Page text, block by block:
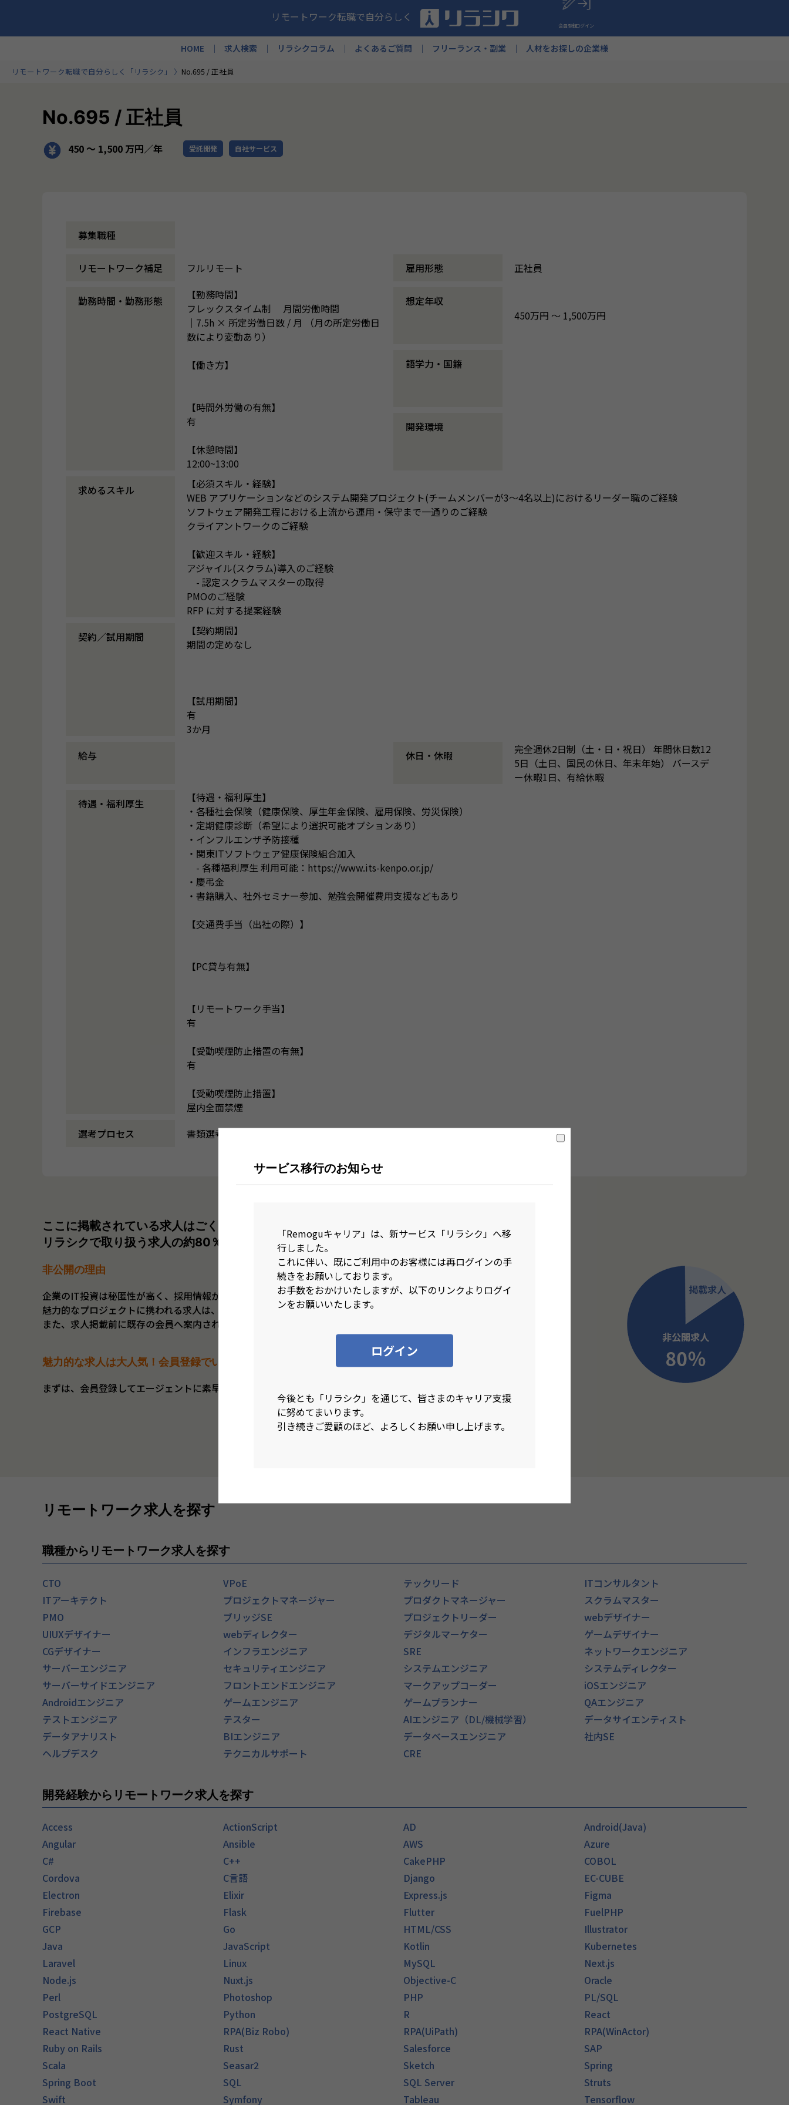
サービス移行のお知らせ
「Remoguキャリア」は、新サービス「リラシク」へ移
行しました。
これに伴い、既にご利用中のお客様には再ログインの手
続きをお願いしております。
お手数をおかけいたしますが、以下のリンクよりログイ
ンをお願いいたします。
ログイン
今後とも「リラシク」を通じて、皆さまのキャリア支援
に努めてまいります。
引き続きご愛顧のほど、よろしくお願い申し上げます。
リモートワーク転職で自分らしく
会員登録ログイン
HOME 求人検索 リラシクコラム よくあるご質問 フリーランス・副業 人材をお探しの企業様
リモートワーク転職で自分らしく「リラシク」 No.695 / 正社員
No.695 / 正社員
450 〜 1,500 万円／年 受託開発 自社サービス
募集職種
リモートワーク補足 フルリモート 雇用形態 正社員
勤務時間・勤務形態
【勤務時間】
フレックスタイム制 月間労働時間
｜7.5h × 所定労働日数 / 月 （月の所定労働日
数により変動あり）
【働き方】
【時間外労働の有無】
有
【休憩時間】
12:00~13:00
想定年収
450万円 〜 1,500万円
語学力・国籍
開発環境
求めるスキル
【必須スキル・経験】
WEB アプリケーションなどのシステム開発プロジェクト(チームメンバーが3〜4名以上)におけるリーダー職のご経験
ソフトウェア開発工程における上流から運用・保守まで一通りのご経験
クライアントワークのご経験
【歓迎スキル・経験】
アジャイル(スクラム)導入のご経験
- 認定スクラムマスターの取得
PMOのご経験
RFP に対する提案経験
契約／試用期間
【契約期間】
期間の定めなし
【試用期間】
有
3か月
給与
休日・休暇
完全週休2日制（土・日・祝日） 年間休日数12
5日（土日、国民の休日、年末年始） バースデ
ー休暇1日、有給休暇
待遇・福利厚生
【待遇・福利厚生】
・各種社会保険（健康保険、厚生年金保険、雇用保険、労災保険）
・定期健康診断（希望により選択可能オプションあり）
・インフルエンザ予防接種
・関東ITソフトウェア健康保険組合加入
- 各種福利厚生 利用可能：https://www.its-kenpo.or.jp/
・慶弔金
・書籍購入、社外セミナー参加、勉強会開催費用支援などもあり
【交通費手当（出社の際）】
【PC貸与有無】
【リモートワーク手当】
有
【受動喫煙防止措置の有無】
有
【受動喫煙防止措置】
屋内全面禁煙
選考プロセス
書類選考→面談２回
ここに掲載されている求人はごく一部です。
リラシクで取り扱う求人の約80％は非公開求人（Web公開NGや掲載前の求人）です。
非公開の理由
企業のIT投資は秘匿性が高く、採用情報から機密情報が漏れないよう配慮が必要です。
魅力的なプロジェクトに携われる求人は、なかなか一般公開されません。
また、求人掲載前に既存の会員へ案内され、公開前にクローズとなる求人も多数あります。
魅力的な求人は大人気！会員登録でいち早く入手を
まずは、会員登録してエージェントに素早く希望条件を伝えましょう。
非公開求人を知りたい
リモートワーク求人を探す
職種からリモートワーク求人を探す
CTO VPoE テックリード
ITコンサルタント
ITアーキテクト
プロジェクトマネージャー プロダクトマネージャー
スクラムマスター
PMO
ブリッジSE プロジェクトリーダー
webデザイナー
UIUXデザイナー
webディレクター デジタルマーケター
ゲームデザイナー
CGデザイナー
インフラエンジニア SRE
ネットワークエンジニア
サーバーエンジニア
セキュリティエンジニア システムエンジニア
システムディレクター
サーバーサイドエンジニア
フロントエンドエンジニア マークアップコーダー
iOSエンジニア
Androidエンジニア
ゲームエンジニア ゲームプランナー
QAエンジニア
テストエンジニア
テスター AIエンジニア（DL/機械学習）
データサイエンティスト
データアナリスト
BIエンジニア データベースエンジニア
社内SE
ヘルプデスク
テクニカルサポート CRE
開発経験からリモートワーク求人を探す
Access ActionScript AD
Android(Java)
Angular
Ansible AWS
Azure
C#
C++ CakePHP
COBOL
Cordova
C言語 Django
EC-CUBE
Electron
Elixir Express.js
Figma
Firebase
Flask Flutter
FuelPHP
GCP
Go HTML/CSS
Illustrator
Java
JavaScript Kotlin
Kubernetes
Laravel
Linux MySQL
Next.js
Node.js
Nuxt.js Objective-C
Oracle
Perl
Photoshop PHP
PL/SQL
PostgreSQL
Python R
React
React Native
RPA(Biz Robo) RPA(UiPath)
RPA(WinActor)
Ruby on Rails
Rust Salesforce
SAP
Scala
Seasar2 Sketch
Spring
Spring Boot
SQL SQL Server
Struts
Swift
Symfony Tableau Tensorflow